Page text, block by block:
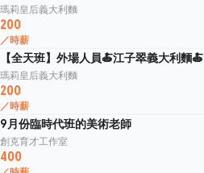
瑪莉皇后義大利麵
200
／時薪
【全天班】外場人員🍝江子翠義大利麵🍝
瑪莉皇后義大利麵
200
／時薪
9月份臨時代班的美術老師
創克育才工作室
400